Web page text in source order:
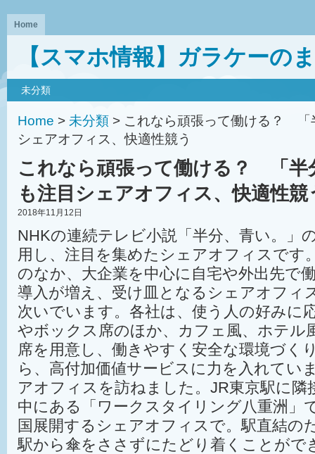
Home
【スマホ情報】ガラケーの
未分類
Home > 未分類 > これなら頑張って働ける？ 「
シェアオフィス、快適性競う
これなら頑張って働ける？ 「半
も注目シェアオフィス、快適性競
2018年11月12日
NHKの連続テレビ小説「半分、青い。」
用し、注目を集めたシェアオフィスです
のなか、大企業を中心に自宅や外出先で
導入が増え、受け皿となるシェアオフィ
次いでいます。各社は、使う人の好みに
やボックス席のほか、カフェ風、ホテル
席を用意し、働きやすく安全な環境づく
ら、高付加価値サービスに力を入れてい
アオフィスを訪ねました。JR東京駅に隣
中にある「ワークスタイリング八重洲」
国展開するシェアオフィスで。駅直結の
駅から傘をささずにたどり着くことがで